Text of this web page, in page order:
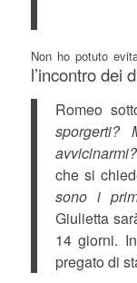
Non ho potuto
l’incontro dei
Romeo
sporgerti?
avvicinarmi?
che si
sono i
Giulietta
14 giorni.
pregato di